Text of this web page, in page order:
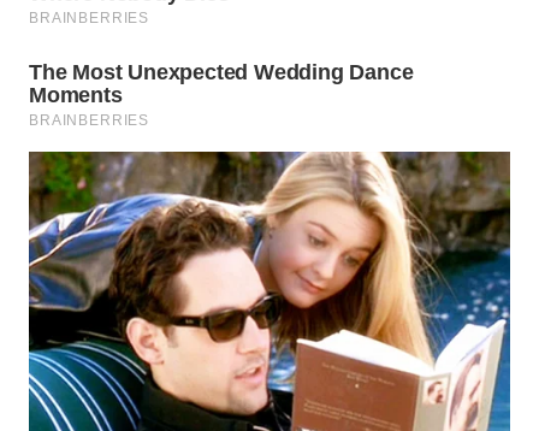
DANAU
WN
NIAS
WN
LANGKAT
WN
TAPANULI
SELATAN
WN
TANJUNG